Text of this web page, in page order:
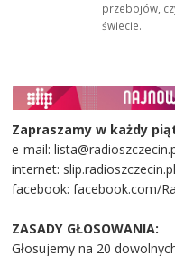
przebojów,
świecie.
Zapraszamy w każdy
e-mail:
internet: slip.radioszczecin.pl
facebook: facebook.com/
ZASADY GŁOSOWANIA:
Głosujemy na 20